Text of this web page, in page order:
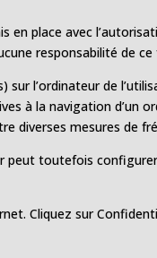
place avec
responsabilité de ce
l’ordinateur de
à la navigation d’un
diverses mesures de
peut toutefois
Cliquez sur